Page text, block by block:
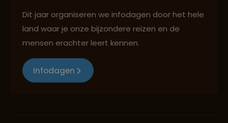
Dit jaar organiseren we infodagen door het hele
land waar je onze bijzondere reizen en de
mensen erachter leert kennen.
Infodagen